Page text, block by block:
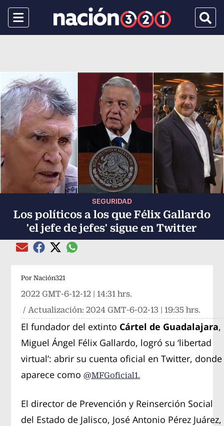
Menu
SEGURIDAD
Los políticos a los que Félix Gallardo
'el jefe de jefes' sigue en Twitter
Compartir el artículo actual mediante Email
Compartir el artículo actual mediante Facebook
Compartir el artículo actual mediante Twitter
Compartir el artículo actual mediante
Por Nación321
2022 GMT-6-12-12 | 14:31 hrs.
/ Actualización:2024 GMT-6-02-13 | 19:35 hrs.
El fundador del extinto Cártel de Guadalajara,
Miguel Ángel Félix Gallardo, logró su ‘libertad
virtual’: abrir su cuenta oficial en Twitter, donde
aparece como@MFGoficial1.
El director de Prevención y Reinserción Social
del Estado de Jalisco, José Antonio Pérez Juárez,